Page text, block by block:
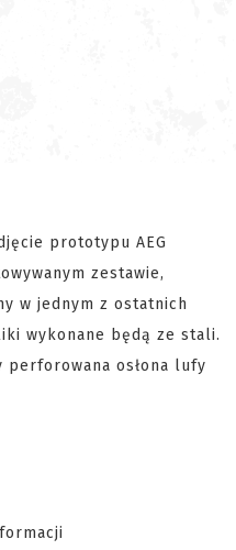
prototypu AEG
zestawie,
w jednym z ostatnich
wykonane będą ze stali.
perforowana osłona lufy